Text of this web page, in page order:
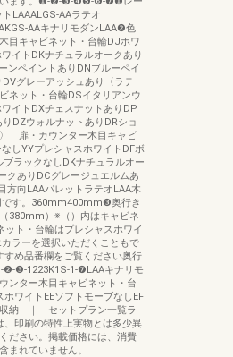
LAAALGS-AAラテオ
AAキナリモダンLAA❷色
目キャビネット・台輪DJホワ
イトDKナチュラルオークあり
ンペイントありDNブルーペイ
グレーアッシュあり〈ラテ
ネット・台輪DSイタリアンウ
イトDXチェスナットありDP
DZウォルナットありDRショ
扉・カウンター木目キャビ
しYYプレシャスホワイトDFボ
ブラックなしDKナチュラルオー
クありDCグレージュエルムあ
方向LAAパレットラテオLAA木
す。360mm400mm❸奥行き
380mm）※（）内はキャビネ
ット・台輪はプレシャスホワイ
ラーを選択いただくこともで
め品番欄をご覧ください奥行
❸-1223K1S-1-❼LAAキナリモ
ンター木目キャビネット・台
ワイトEEソフトモーブなしEF
収納 ｜ セットプラン一覧ラ
印刷の特性上実物とは多少異
ださい。掲載価格には、消費
まれていません。